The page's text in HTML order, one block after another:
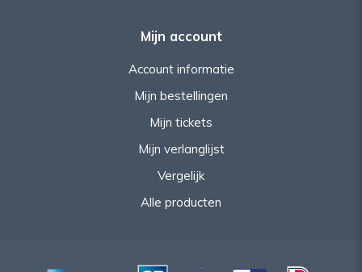
Mijn account
Account informatie
Mijn bestellingen
Mijn tickets
Mijn verlanglijst
Vergelijk
Alle producten